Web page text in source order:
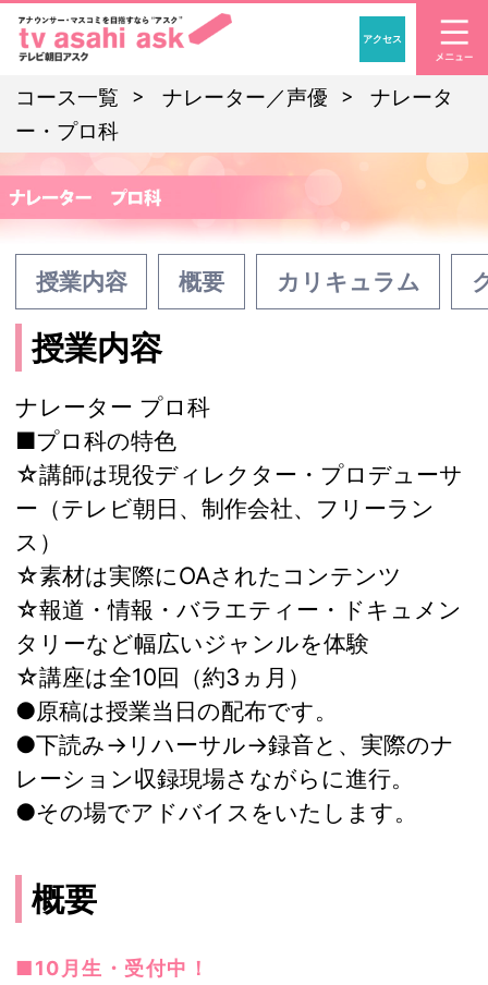
「アナウンサー・マ
アクセス
コース一覧 ナレーター／声優
ナレータ
ー・プロ科
授業内容 概要 カリキュラム
授業内容
ナレーター プロ科
■プロ科の特色
☆講師は現役ディレクター・プロデューサ
ー（テレビ朝日、制作会社、フリーラン
ス）
☆素材は実際にOAされたコンテンツ
☆報道・情報・バラエティー・ドキュメン
タリーなど幅広いジャンルを体験
☆講座は全10回（約3ヵ月）
●原稿は授業当日の配布です。
●下読み→リハーサル→録音と、実際のナ
レーション収録現場さながらに進行。
●その場でアドバイスをいたします。
概要
■10月生・受付中！